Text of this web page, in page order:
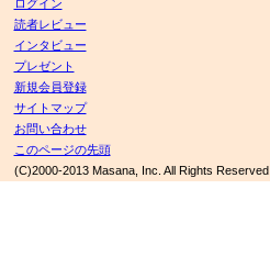
ログイン
読者レビュー
インタビュー
プレゼント
新規会員登録
サイトマップ
お問い合わせ
このページの先頭
(C)2000-2013 Masana, Inc. All Rights Reserved.